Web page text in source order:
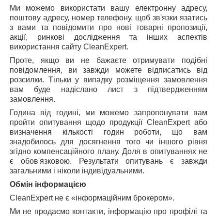
Ми можемо використати вашу електронну адресу,
поштову адресу, номер телефону, щоб зв'язки язатись
з вами та повідомити про нові товарні пропозиції,
акції, ринкові дослідження та інших аспектів
використання сайту CleanExpert.
Проте, якщо ви не бажаєте отримувати подібні
повідомлення, ви завжди можете відписатись від
розсилки. Тільки у випадку розміщення замовлення
вам буде надіслано лист з підтвердженням
замовлення.
Година від годині, ми можемо запропонувати вам
пройти опитування щодо продукції CleanExpert або
визначення кількості годин роботи, що вам
знадобилось для досягнення того чи іншого рівня
згідно компенсаційного плану. Доля в опитуваннях не
є обов'язковою. Результати опитувань є завжди
загальними і ніколи індивідуальними.
Обмін інформацією
CleanExpert не є «інформаційним брокером».
Ми не продаємо контакти, інформацію про профілі та